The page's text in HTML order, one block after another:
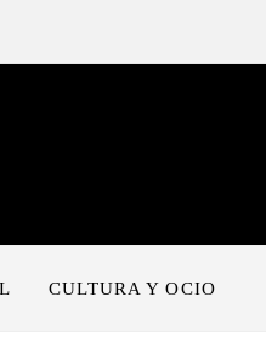
CULTURA Y OCIO